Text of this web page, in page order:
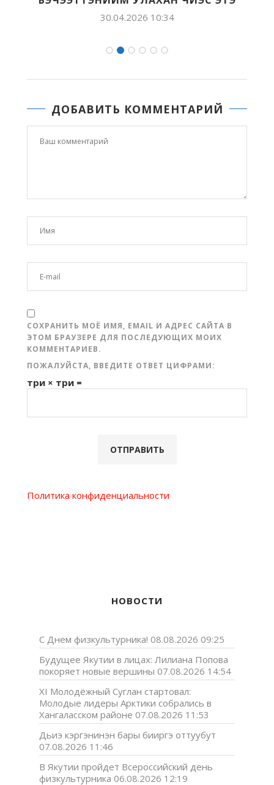
30.04.2026 10:34
ДОБАВИТЬ КОММЕНТАРИЙ
СОХРАНИТЬ МОЁ ИМЯ, EMAIL И АДРЕС САЙТА В
ЭТОМ БРАУЗЕРЕ ДЛЯ ПОСЛЕДУЮЩИХ МОИХ
КОММЕНТАРИЕВ.
ПОЖАЛУЙСТА, ВВЕДИТЕ ОТВЕТ ЦИФРАМИ:
три × три =
Политика конфиденциальности
НОВОСТИ
С Днем физкультурника! 08.08.2026 09:25
Будущее Якутии в лицах: Лилиана Попова
покоряет новые вершины 07.08.2026 14:54
XI Молодёжный Суглан стартовал:
Молодые лидеры Арктики собрались в
Хангаласском районе 07.08.2026 11:53
Дьиэ кэргэнинэн бары бииргэ оттуубут
07.08.2026 11:46
В Якутии пройдет Всероссийский день
физкультурника 06.08.2026 12:19